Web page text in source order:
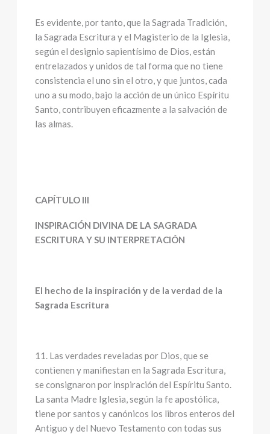
Es evidente, por tanto, que la Sagrada Tradición,
la Sagrada Escritura y el Magisterio de la Iglesia,
según el designio sapientísimo de Dios, están
entrelazados y unidos de tal forma que no tiene
consistencia el uno sin el otro, y que juntos, cada
uno a su modo, bajo la acción de un único Espíritu
Santo, contribuyen eficazmente a la salvación de
las almas.
CAPÍTULO III
INSPIRACIÓN DIVINA DE LA SAGRADA
ESCRITURA Y SU INTERPRETACIÓN
El hecho de la inspiración y de la verdad de la
Sagrada Escritura
11. Las verdades reveladas por Dios, que se
contienen y manifiestan en la Sagrada Escritura,
se consignaron por inspiración del Espíritu Santo.
La santa Madre Iglesia, según la fe apostólica,
tiene por santos y canónicos los libros enteros del
Antiguo y del Nuevo Testamento con todas sus